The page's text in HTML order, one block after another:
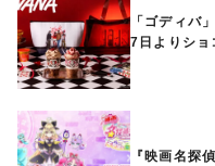
「ゴディ
7日よりショ
『映画名探